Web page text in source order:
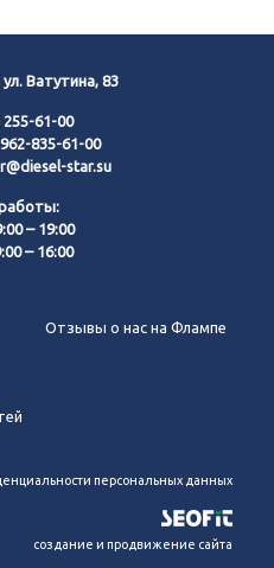
Ватутина, 83
255-61-00
835-61-00
star.su
– 19:00
– 16:00
Отзывы о нас на Флампе
персональных данных
создание и продвижение сайта